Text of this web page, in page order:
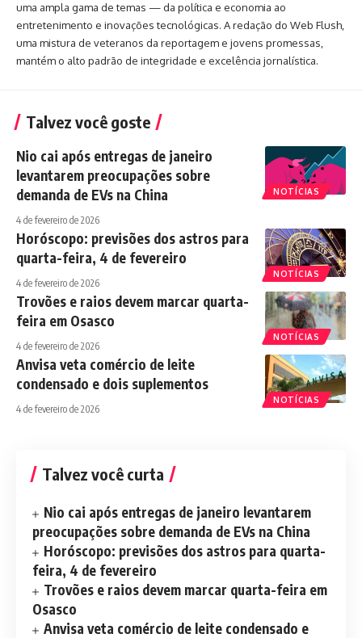
uma ampla gama de temas — da política e economia ao
entretenimento e inovações tecnológicas. A redação do Web Flush,
uma mistura de veteranos da reportagem e jovens promessas,
mantém o alto padrão de integridade e excelência jornalística.
Talvez você goste
NOTÍCIAS
Nio cai após entregas de janeiro
levantarem preocupações sobre
demanda de EVs na China
4 de fevereiro de 2026
NOTÍCIAS
Horóscopo: previsões dos astros para
quarta-feira, 4 de fevereiro
4 de fevereiro de 2026
NOTÍCIAS
Trovões e raios devem marcar quarta-
feira em Osasco
4 de fevereiro de 2026
NOTÍCIAS
Anvisa veta comércio de leite
condensado e dois suplementos
4 de fevereiro de 2026
Talvez você curta
Nio cai após entregas de janeiro levantarem
preocupações sobre demanda de EVs na China
Horóscopo: previsões dos astros para quarta-
feira, 4 de fevereiro
Trovões e raios devem marcar quarta-feira em
Osasco
Anvisa veta comércio de leite condensado e